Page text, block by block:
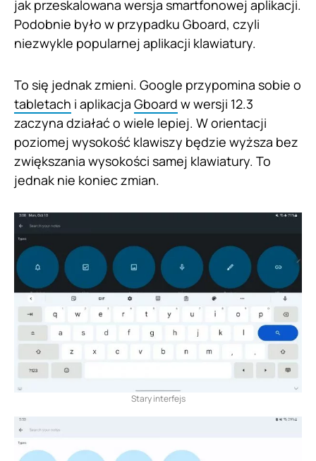
jak przeskalowana wersja smartfonowej aplikacji.
Podobnie było w przypadku Gboard, czyli
niezwykle popularnej aplikacji klawiatury.
To się jednak zmieni. Google przypomina sobie o
tabletach i aplikacja Gboard w wersji 12.3
zaczyna działać o wiele lepiej. W orientacji
poziomej wysokość klawiszy będzie wyższa bez
zwiększania wysokości samej klawiatury. To
jednak nie koniec zmian.
Stary interfejs